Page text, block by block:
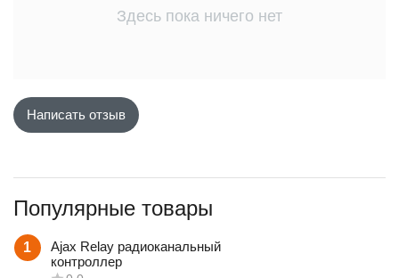
Здесь пока ничего нет
Написать отзыв
Популярные товары
1
Ajax Relay радиоканальный
контроллер